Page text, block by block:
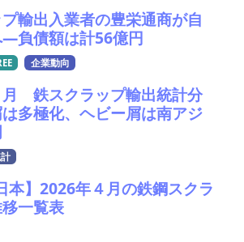
輸出入業者の豊栄通商が自
負債額は計56億円
企業動向
月 鉄スクラップ輸出統計分
多極化、ヘビー屑は南アジ
本】2026年４月の鉄鋼スクラ
一覧表